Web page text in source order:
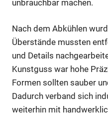
unbrauchbar machen.
Nach dem Abkühlen
Überstände mussten
und Details
Kunstguss war hohe
Formen sollten sauber
Dadurch verband sich
weiterhin mit